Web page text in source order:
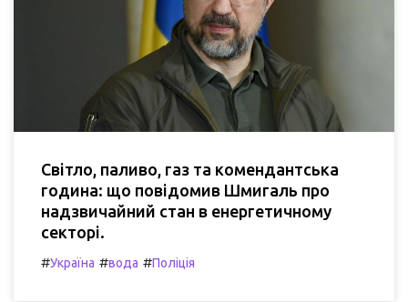
Світло, паливо, газ та комендантська
година: що повідомив Шмигаль про
надзвичайний стан в енергетичному
секторі.
#Україна #вода #Поліція